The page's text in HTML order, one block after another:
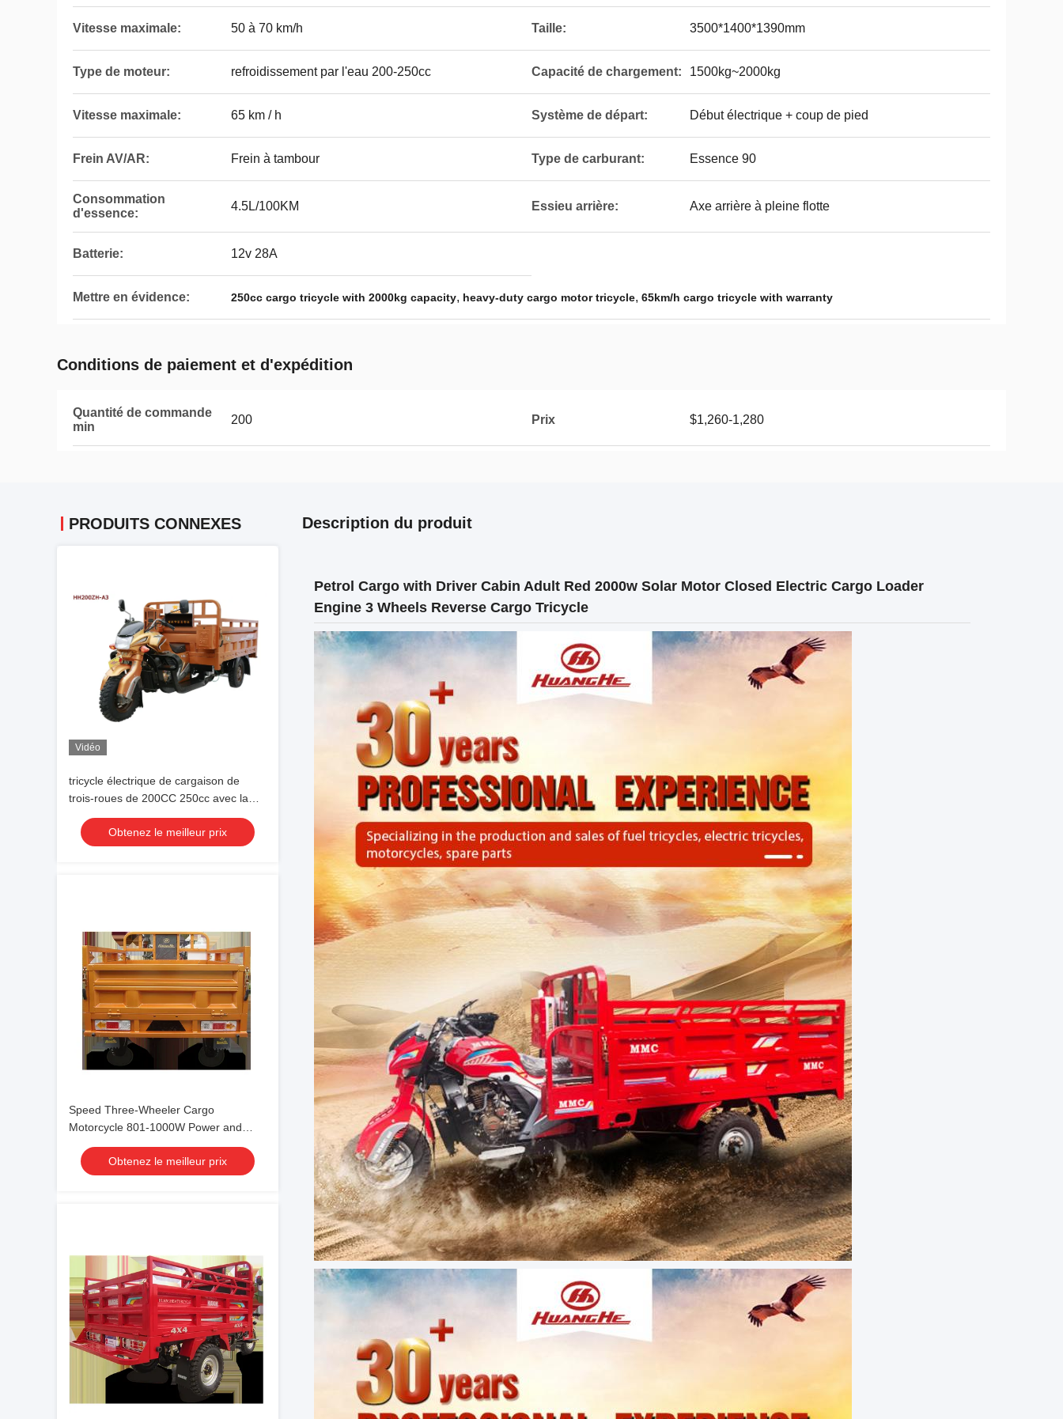
Vitesse maximale: 50 à 70 km/h Taille: 3500*1400*1390mm
Type de moteur: refroidissement par l'eau 200-250cc Capacité de chargement: 1500kg~2000kg
Vitesse maximale: 65 km / h Système de départ: Début électrique + coup de pied
Frein AV/AR: Frein à tambour Type de carburant: Essence 90
Consommation
d'essence:
4.5L/100KM Essieu arrière: Axe arrière à pleine flotte
Batterie: 12v 28A
Mettre en évidence: 250cc cargo tricycle with 2000kg capacity, heavy-duty cargo motor tricycle, 65km/h cargo tricycle with warranty
Conditions de paiement et d'expédition
Quantité de commande
min
200 Prix $1,260-1,280
PRODUITS CONNEXES
Vidéo
tricycle électrique de cargaison de
trois-roues de 200CC 250cc avec la
belle fourchette lourde
Obtenez le meilleur prix
Speed Three-Wheeler Cargo
Motorcycle 801-1000W Power and
Maximum Speed of 60km for Transport
Needs
Obtenez le meilleur prix
Description du produit
Petrol Cargo with Driver Cabin Adult Red 2000w Solar Motor Closed Electric Cargo Loader
Engine 3 Wheels Reverse Cargo Tricycle